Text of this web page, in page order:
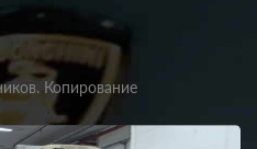
Копирование